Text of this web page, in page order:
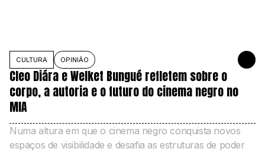
CULTURA OPINIÃO 10 DE
Cleo Diára e Welket Bungué refletem sobre o
corpo, a autoria e o futuro do cinema negro no
MIA
Numa altura em que o cinema negro conquista novos
espaços de visibilidade e desafia as estruturas de poder